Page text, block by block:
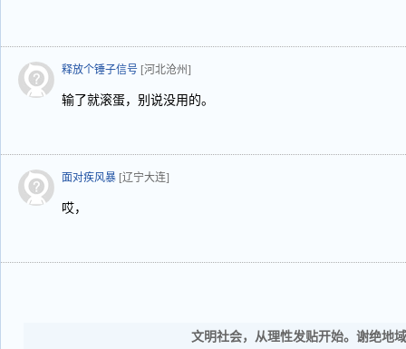
释放个锤子信号 [河北沧州]
输了就滚蛋，别说没用的。
面对疾风暴 [辽宁大连]
哎，
文明社会，从理性发贴开始。谢绝地